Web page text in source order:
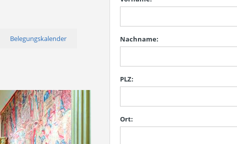
Belegungskalender Nachname:
PLZ:
Ort: